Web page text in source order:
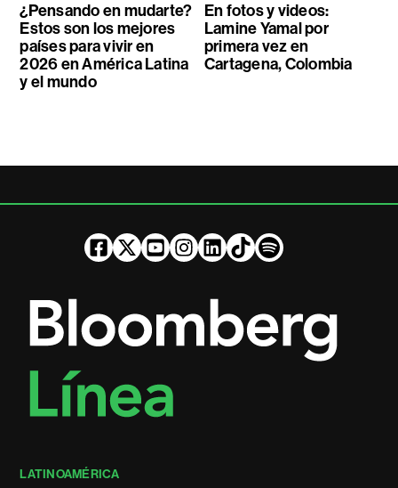
¿Pensando en mudarte?
Estos son los mejores
países para vivir en
2026 en América Latina
y el mundo
En fotos y videos:
Lamine Yamal por
primera vez en
Cartagena, Colombia
LATINOAMÉRICA